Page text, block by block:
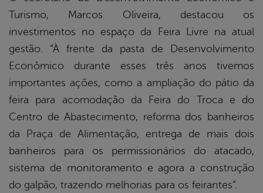
Turismo, Marcos Oliveira, destacou os
investimentos no espaço da Feira Livre na atual
gestão. “À frente da pasta de Desenvolvimento
Econômico durante esses três anos tivemos
importantes ações, como a ampliação do pátio da
feira para acomodação da Feira do Troca e do
Centro de Abastecimento, reforma dos banheiros
da Praça de Alimentação, entrega de mais dois
banheiros para os permissionários do atacado,
sistema de monitoramento e agora a construção
do galpão, trazendo melhorias para os feirantes”.